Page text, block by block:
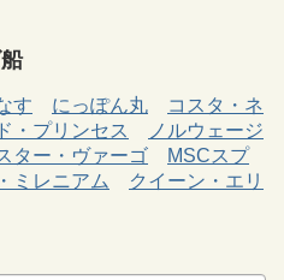
す にっぽん丸
コスタ・ネ
・プリンセス
ノルウェージ
ター・ヴァーゴ
MSCスプ
ミレニアム
クイーン・エリ